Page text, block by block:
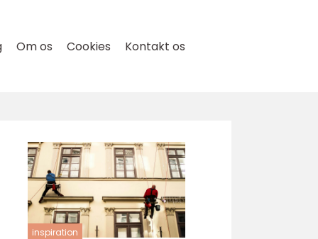
Om os Cookies Kontakt os
inspiration